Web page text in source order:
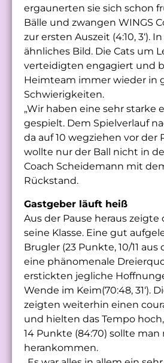
ergaunerten sie sich schon
Bälle und zwangen WINGS
zur ersten Auszeit (4:10, 3‘).
ähnliches Bild. Die Cats um
verteidigten engagiert und
Heimteam immer wieder in
Schwierigkeiten.
„Wir haben eine sehr starke
gespielt. Dem Spielverlauf
da auf 10 wegziehen vor der
wollte nur der Ball nicht in
Coach Scheidemann mit
Rückstand.
Gastgeber läuft heiß
Aus der Pause heraus
seine Klasse. Eine gut
Brugler (23 Punkte, 10/11
eine phänomenale
erstickten jegliche
Wende im Keim(70:48, 31‘).
zeigten weiterhin einen
und hielten das Tempo
14 Punkte (84:70) sollte
herankommen.